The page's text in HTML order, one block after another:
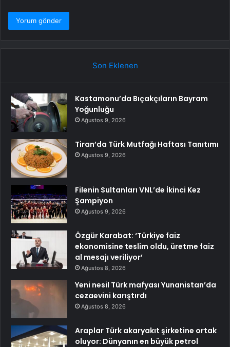
Son Eklenen
Kastamonu’da Bıçakçıların Bayram
Yoğunluğu
Ağustos 9, 2026
Tiran’da Türk Mutfağı Haftası Tanıtımı
Ağustos 9, 2026
Filenin Sultanları VNL’de İkinci Kez
Şampiyon
Ağustos 9, 2026
Özgür Karabat: ‘Türkiye faiz
ekonomisine teslim oldu, üretme faiz
al mesajı veriliyor’
Ağustos 8, 2026
Yeni nesil Türk mafyası Yunanistan’da
cezaevini karıştırdı
Ağustos 8, 2026
Araplar Türk akaryakıt şirketine ortak
oluyor: Dünyanın en büyük petrol